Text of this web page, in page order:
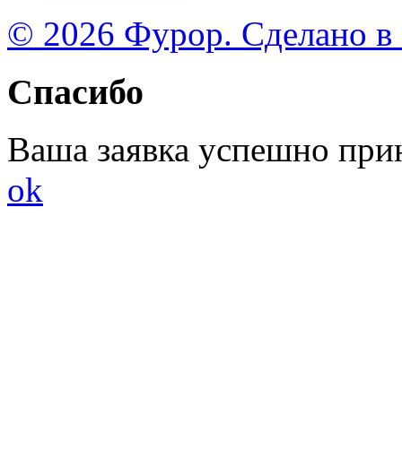
© 2026 Фурор. Сделано в
Спасибо
Ваша заявка успешно
ok